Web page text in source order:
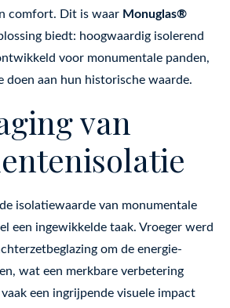
comfort. Dit is waar Monuglas®
biedt: hoogwaardig isolerend
voor monumentale panden,
doen aan hun historische waarde.
van
isolatiewaarde van monumentale
een ingewikkelde taak. Vroeger werd
om de energie-
wat een merkbare verbetering
een ingrijpende visuele impact